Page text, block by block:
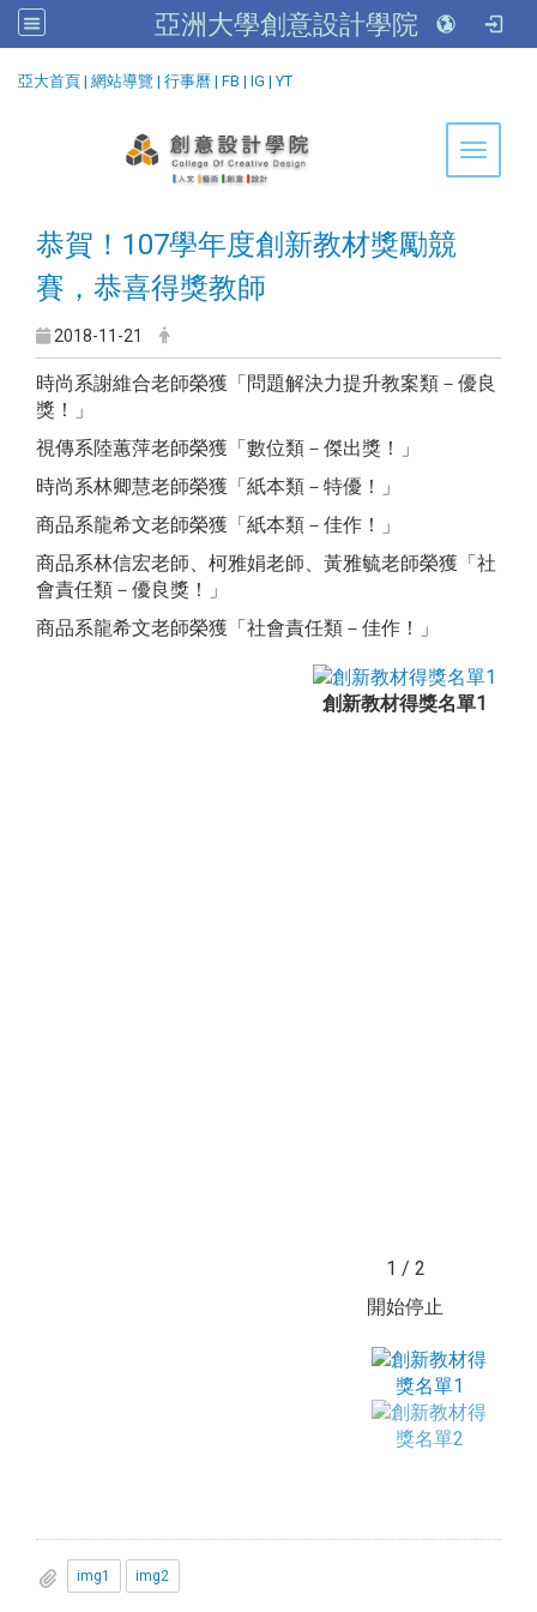
亞洲大學創意設計學院
亞大首頁 | 網站導覽 | 行事曆 | FB | IG | YT
Toggle
恭賀！107學年度創新教材獎勵競
賽，恭喜得獎教師
2018-11-21
時尚系謝維合老師榮獲「問題解決力提升教案類－優良
獎！」
視傳系陸蕙萍老師榮獲「數位類－傑出獎！」
時尚系林卿慧老師榮獲「紙本類－特優！」
商品系龍希文老師榮獲「紙本類－佳作！」
商品系林信宏老師、柯雅娟老師、黃雅毓老師榮獲「社
會責任類－優良獎！」
商品系龍希文老師榮獲「社會責任類－佳作！」
創新教材得獎名單1
1 / 2
開始停止
img1 img2